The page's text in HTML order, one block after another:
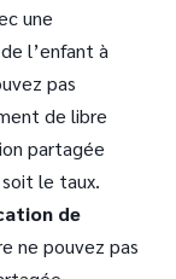
une
l’enfant à
pas
de libre
partagée
le taux.
de
ne pouvez pas